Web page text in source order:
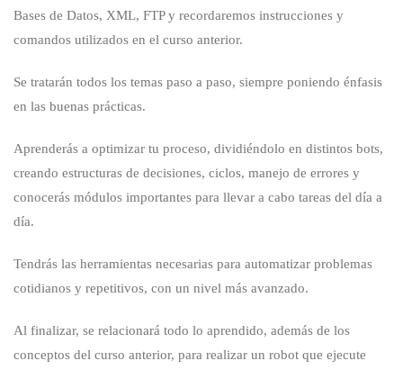
Bases de Datos, XML, FTP y recordaremos instrucciones y
comandos utilizados en el curso anterior.
Se tratarán todos los temas paso a paso, siempre poniendo énfasis
en las buenas prácticas.
Aprenderás a optimizar tu proceso, dividiéndolo en distintos bots,
creando estructuras de decisiones, ciclos, manejo de errores y
conocerás módulos importantes para llevar a cabo tareas del día a
día.
Tendrás las herramientas necesarias para automatizar problemas
cotidianos y repetitivos, con un nivel más avanzado.
Al finalizar, se relacionará todo lo aprendido, además de los
conceptos del curso anterior, para realizar un robot que ejecute